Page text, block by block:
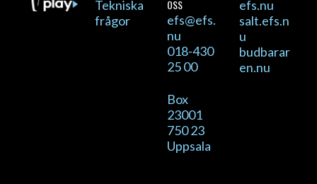
Tekniska
frågor
OSS
efs@efs.
nu
018-430
25 00
Box
23001
750 23
Uppsala
efs.nu
salt.efs.n
u
budbarar
en.nu